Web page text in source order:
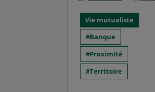
Vie mutualiste
Banque
Proximité
Territoire